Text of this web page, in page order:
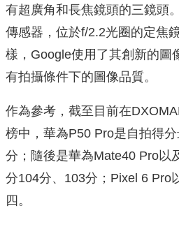
有超廣角和長焦鏡頭的三鏡頭
傳感器，位於f/2.2光圈的定焦
樣，Google使用了其創新的圖
有拍攝條件下的圖像品質。
作為參考，截至目前在
榜中，華為P50 Pro是自拍得
分；隨後是華為Mate40 Pro以
分104分、103分；Pixel 6 Pro
四。